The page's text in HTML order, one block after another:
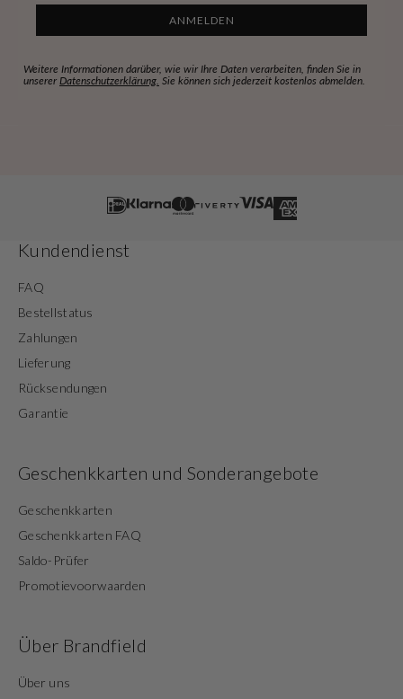
ANMELDEN
Weitere Informationen darüber, wie wir Ihre Daten verarbeiten, finden Sie in
unserer Datenschutzerklärung. Sie können sich jederzeit kostenlos abmelden.
Kundendienst
FAQ
Bestellstatus
Zahlungen
Lieferung
Rücksendungen
Garantie
Geschenkkarten und Sonderangebote
Geschenkkarten
Geschenkkarten FAQ
Saldo-Prüfer
Promotievoorwaarden
Über Brandfield
Über uns